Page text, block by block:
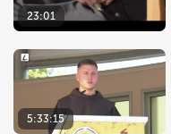
23:01
5:33:15